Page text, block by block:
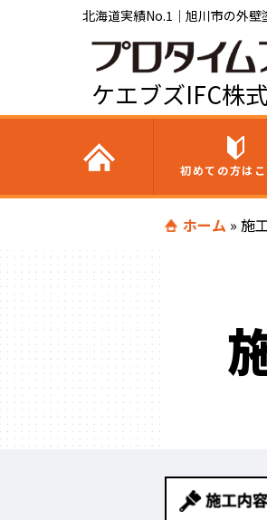
北海道実績No.1｜旭川市の外壁
ケエブズIFC株
初めての方は
ホーム » 施